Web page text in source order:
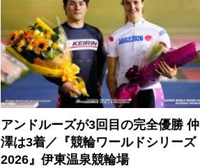
アンドルーズが3回目の完全優勝 仲
澤は3着／『競輪ワールドシリーズ
2026』伊東温泉競輪場